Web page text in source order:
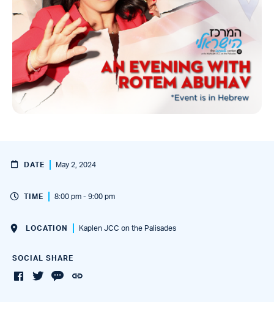
DATE May 2, 2024
TIME 8:00 pm - 9:00 pm
LOCATION Kaplen JCC on the Palisades
SOCIAL SHARE